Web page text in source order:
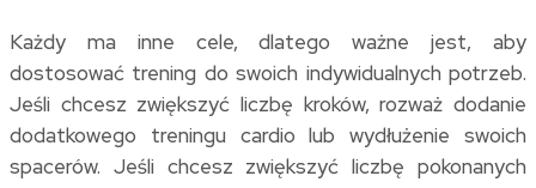
Każdy ma inne cele, dlatego ważne jest, aby
dostosować trening do swoich indywidualnych potrzeb.
Jeśli chcesz zwiększyć liczbę kroków, rozważ dodanie
dodatkowego treningu cardio lub wydłużenie swoich
spacerów. Jeśli chcesz zwiększyć liczbę pokonanych